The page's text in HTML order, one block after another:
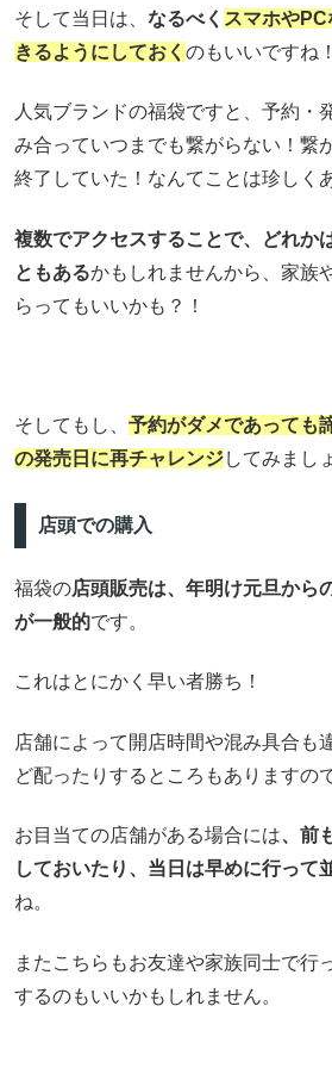
そして当日は、 なるべく スマホや
きるようにしておく のもいいですね！
人気ブランドの福袋ですと、予約・
み合っていつまでも繋がらない！繋
終了していた！なんてことは珍しく
複数でアクセスすることで、どれか
ともあるかもしれませんから、家族
らってもいいかも？！
そしてもし、 予約がダメであっても
の発売日に再チャレンジしてみまし
店頭での購入
福袋の店頭販売は、年明け元旦から
が一般的です。
これはとにかく早い者勝ち！
店舗によって開店時間や混み具合も
ど配ったりするところもありますので
お目当ての店舗がある場合には、前
しておいたり、当日は早めに行って
ね。
またこちらもお友達や家族同士で行
するのもいいかもしれません。